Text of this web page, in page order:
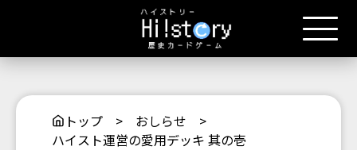
トップ > おしらせ >
ハイスト運営の愛用デッキ 其の壱